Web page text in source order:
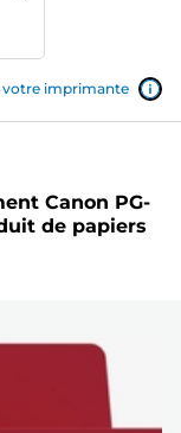
votre imprimante
Canon PG-
de papiers